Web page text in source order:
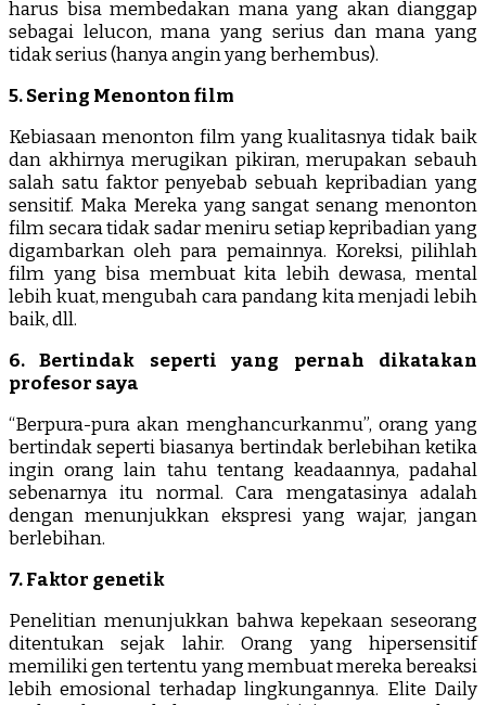
harus bisa membedakan mana yang akan dianggap
sebagai lelucon, mana yang serius dan mana yang
tidak serius (hanya angin yang berhembus).
5. Sering Menonton film
Kebiasaan menonton film yang kualitasnya tidak baik
dan akhirnya merugikan pikiran, merupakan sebauh
salah satu faktor penyebab sebuah kepribadian yang
sensitif. Maka Mereka yang sangat senang menonton
film secara tidak sadar meniru setiap kepribadian yang
digambarkan oleh para pemainnya. Koreksi, pilihlah
film yang bisa membuat kita lebih dewasa, mental
lebih kuat, mengubah cara pandang kita menjadi lebih
baik, dll.
6. Bertindak seperti yang pernah dikatakan
profesor saya
“Berpura-pura akan menghancurkanmu”, orang yang
bertindak seperti biasanya bertindak berlebihan ketika
ingin orang lain tahu tentang keadaannya, padahal
sebenarnya itu normal. Cara mengatasinya adalah
dengan menunjukkan ekspresi yang wajar, jangan
berlebihan.
7. Faktor genetik
Penelitian menunjukkan bahwa kepekaan seseorang
ditentukan sejak lahir. Orang yang hipersensitif
memiliki gen tertentu yang membuat mereka bereaksi
lebih emosional terhadap lingkungannya. Elite Daily